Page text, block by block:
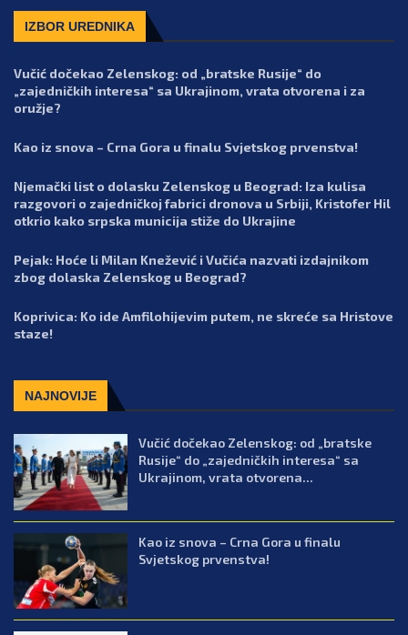
IZBOR UREDNIKA
Vučić dočekao Zelenskog: od „bratske Rusije“ do
„zajedničkih interesa“ sa Ukrajinom, vrata otvorena i za
oružje?
Kao iz snova – Crna Gora u finalu Svjetskog prvenstva!
Njemački list o dolasku Zelenskog u Beograd: Iza kulisa
razgovori o zajedničkoj fabrici dronova u Srbiji, Kristofer Hil
otkrio kako srpska municija stiže do Ukrajine
Pejak: Hoće li Milan Knežević i Vučića nazvati izdajnikom
zbog dolaska Zelenskog u Beograd?
Koprivica: Ko ide Amfilohijevim putem, ne skreće sa Hristove
staze!
NAJNOVIJE
Vučić dočekao Zelenskog: od „bratske
Rusije“ do „zajedničkih interesa“ sa
Ukrajinom, vrata otvorena...
Kao iz snova – Crna Gora u finalu
Svjetskog prvenstva!